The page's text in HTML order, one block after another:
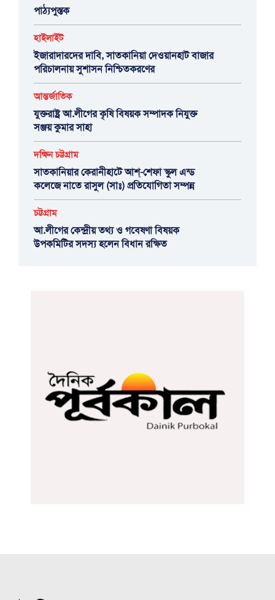
পাঠ্যপুস্তক
হাইলাইট
ইজারাদারদের দাবি, সাতকানিয়া দেওয়ানহাট বাজার
পরিচালনায় সুশাসন নিশ্চিতকরণের
আন্তর্জাতিক
যুক্তরাষ্ট্র আ.লীগের কৃষি বিষয়ক সম্পাদক নিযুক্ত
সঞ্জয় কুমার সাহা
দক্ষিন চট্টগ্রাম
সাতকানিয়ার কেরানীহাটে আশ্-শেফা স্কুল এন্ড
কলেজে নাতে রাসুল (সাঃ) প্রতিযোগিতা সম্পন্ন
চট্টগ্রাম
আ.লীগের কেন্দ্রীয় তথ্য ও গবেষণা বিষয়ক
উপকমিটির সদস্য হলেন বিধান রক্ষিত